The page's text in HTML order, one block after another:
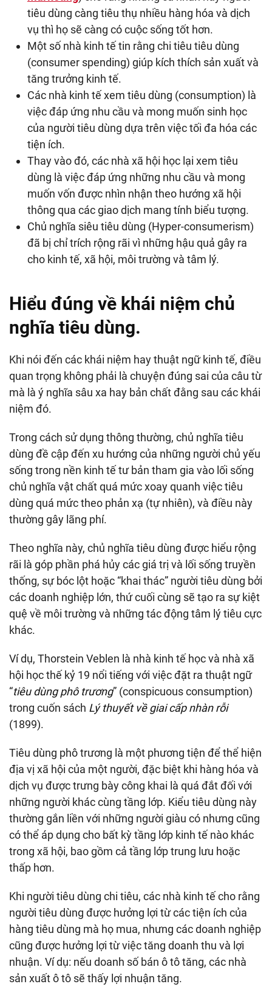
tiêu dùng càng tiêu thụ nhiều hàng hóa và dịch
vụ thì họ sẽ càng có cuộc sống tốt hơn.
Một số nhà kinh tế tin rằng chi tiêu tiêu dùng
(consumer spending) giúp kích thích sản xuất và
tăng trưởng kinh tế.
Các nhà kinh tế xem tiêu dùng (consumption) là
việc đáp ứng nhu cầu và mong muốn sinh học
của người tiêu dùng dựa trên việc tối đa hóa các
tiện ích.
Thay vào đó, các nhà xã hội học lại xem tiêu
dùng là việc đáp ứng những nhu cầu và mong
muốn vốn được nhìn nhận theo hướng xã hội
thông qua các giao dịch mang tính biểu tượng.
Chủ nghĩa siêu tiêu dùng (Hyper-consumerism)
đã bị chỉ trích rộng rãi vì những hậu quả gây ra
cho kinh tế, xã hội, môi trường và tâm lý.
Hiểu đúng về khái niệm chủ
nghĩa tiêu dùng.
Khi nói đến các khái niệm hay thuật ngữ kinh tế, điều
quan trọng không phải là chuyện đúng sai của câu từ
mà là ý nghĩa sâu xa hay bản chất đằng sau các khái
niệm đó.
Trong cách sử dụng thông thường, chủ nghĩa tiêu
dùng đề cập đến xu hướng của những người chủ yếu
sống trong nền kinh tế tư bản tham gia vào lối sống
chủ nghĩa vật chất quá mức xoay quanh việc tiêu
dùng quá mức theo phản xạ (tự nhiên), và điều này
thường gây lãng phí.
Theo nghĩa này, chủ nghĩa tiêu dùng được hiểu rộng
rãi là góp phần phá hủy các giá trị và lối sống truyền
thống, sự bóc lột hoặc “khai thác” người tiêu dùng bởi
các doanh nghiệp lớn, thứ cuối cùng sẽ tạo ra sự kiệt
quệ về môi trường và những tác động tâm lý tiêu cực
khác.
Ví dụ, Thorstein Veblen là nhà kinh tế học và nhà xã
hội học thế kỷ 19 nổi tiếng với việc đặt ra thuật ngữ
“tiêu dùng phô trương” (conspicuous consumption)
trong cuốn sách Lý thuyết về giai cấp nhàn rỗi
(1899).
Tiêu dùng phô trương là một phương tiện để thể hiện
địa vị xã hội của một người, đặc biệt khi hàng hóa và
dịch vụ được trưng bày công khai là quá đắt đối với
những người khác cùng tầng lớp. Kiểu tiêu dùng này
thường gắn liền với những người giàu có nhưng cũng
có thể áp dụng cho bất kỳ tầng lớp kinh tế nào khác
trong xã hội, bao gồm cả tầng lớp trung lưu hoặc
thấp hơn.
Khi người tiêu dùng chi tiêu, các nhà kinh tế cho rằng
người tiêu dùng được hưởng lợi từ các tiện ích của
hàng tiêu dùng mà họ mua, nhưng các doanh nghiệp
cũng được hưởng lợi từ việc tăng doanh thu và lợi
nhuận. Ví dụ: nếu doanh số bán ô tô tăng, các nhà
sản xuất ô tô sẽ thấy lợi nhuận tăng.